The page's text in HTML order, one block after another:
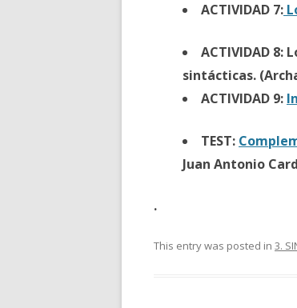
ACTIVIDAD 7:
ACTIVIDAD 8:
sintácticas.
ACTIVIDAD 9:
TEST:
Juan Antonio
.
This entry was posted in 3.